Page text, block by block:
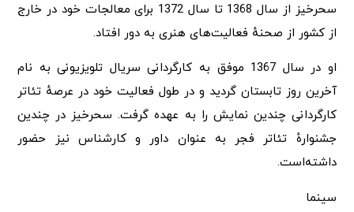
سحرخیز از سال 1368 تا سال 1372 برای معالجات خود در خارج
از کشور از صحنهٔ فعالیت‌های هنری به دور افتاد.
او در سال 1367 موفق به کارگردانی سریال تلویزیونی به نام
آخرین روز تابستان گردید و در طول فعالیت خود در عرصهٔ تئاتر
کارگردانی چندین نمایش را به عهده گرفت. سحرخیز در چندین
جشنوارهٔ تئاتر فجر به عنوان داور و کارشناس نیز حضور
داشته‌است.
سینما